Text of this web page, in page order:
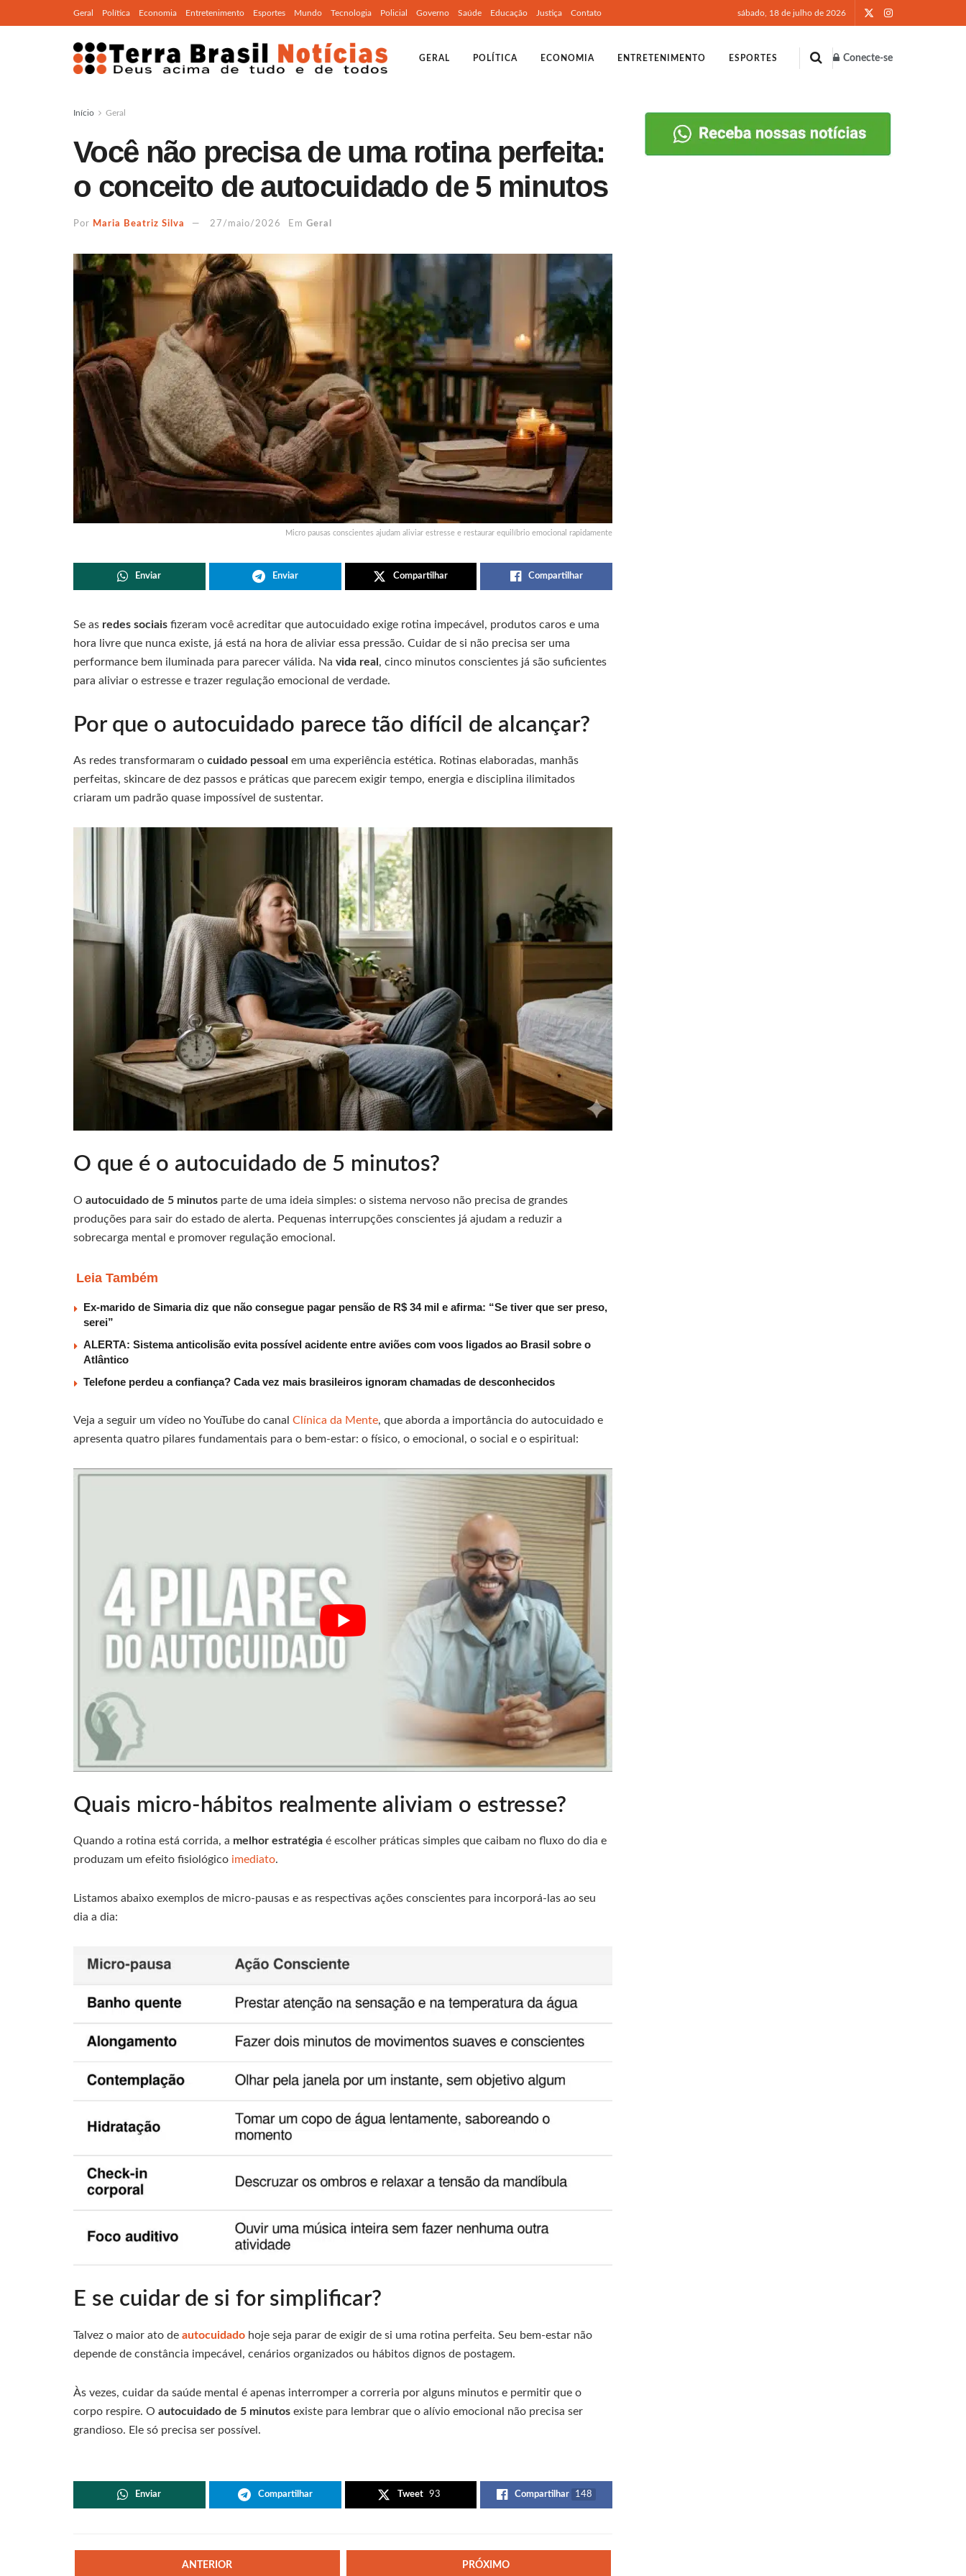
Geral Política Economia Entretenimento Esportes Mundo Tecnologia Policial Governo Saúde Educação Justiça Contato sábado, 18 de julho de 2026
GERAL POLÍTICA ECONOMIA ENTRETENIMENTO ESPORTES Conecte-se
Início Geral
Você não precisa de uma rotina perfeita:
o conceito de autocuidado de 5 minutos
Por Maria Beatriz Silva 27/maio/2026 Em Geral
Micro pausas conscientes ajudam aliviar estresse e restaurar equilíbrio emocional rapidamente
Enviar Enviar Compartilhar Compartilhar
Se as redes sociais fizeram você acreditar que autocuidado exige rotina impecável, produtos caros e uma
hora livre que nunca existe, já está na hora de aliviar essa pressão. Cuidar de si não precisa ser uma
performance bem iluminada para parecer válida. Na vida real , cinco minutos conscientes já são suficientes
para aliviar o estresse e trazer regulação emocional de verdade.
Por que o autocuidado parece tão difícil de alcançar?
As redes transformaram o cuidado pessoal em uma experiência estética. Rotinas elaboradas, manhãs
perfeitas, skincare de dez passos e práticas que parecem exigir tempo, energia e disciplina ilimitados
criaram um padrão quase impossível de sustentar.
O que é o autocuidado de 5 minutos?
O autocuidado de 5 minutos parte de uma ideia simples: o sistema nervoso não precisa de grandes
produções para sair do estado de alerta. Pequenas interrupções conscientes já ajudam a reduzir a
sobrecarga mental e promover regulação emocional.
Leia Também
Ex-marido de Simaria diz que não consegue pagar pensão de R$ 34 mil e afirma: “Se tiver que ser preso,
serei”
ALERTA: Sistema anticolisão evita possível acidente entre aviões com voos ligados ao Brasil sobre o
Atlântico
Telefone perdeu a confiança? Cada vez mais brasileiros ignoram chamadas de desconhecidos
Veja a seguir um vídeo no YouTube do canal Clínica da Mente, que aborda a importância do autocuidado e
apresenta quatro pilares fundamentais para o bem-estar: o físico, o emocional, o social e o espiritual:
Quais micro-hábitos realmente aliviam o estresse?
Quando a rotina está corrida, a melhor estratégia é escolher práticas simples que caibam no fluxo do dia e
produzam um efeito fisiológico imediato.
Listamos abaixo exemplos de micro-pausas e as respectivas ações conscientes para incorporá-las ao seu
dia a dia:
E se cuidar de si for simplificar?
Talvez o maior ato de autocuidado hoje seja parar de exigir de si uma rotina perfeita. Seu bem-estar não
depende de constância impecável, cenários organizados ou hábitos dignos de postagem.
Às vezes, cuidar da saúde mental é apenas interromper a correria por alguns minutos e permitir que o
corpo respire. O autocuidado de 5 minutos existe para lembrar que o alívio emocional não precisa ser
grandioso. Ele só precisa ser possível.
Enviar Compartilhar Tweet 93 Compartilhar 148
ANTERIOR PRÓXIMO